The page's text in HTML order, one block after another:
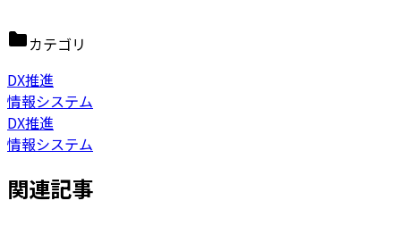
カテゴリ
DX推進
情報システム
DX推進
情報システム
関連記事